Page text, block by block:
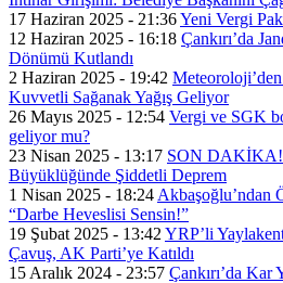
17 Haziran 2025 - 21:36Yeni Vergi
12 Haziran 2025 - 16:18 Çankırı’da
Dönümü Kutlandı
2 Haziran 2025 - 19:42
Kuvvetli Sağanak Yağış Geliyor
26 Mayıs 2025 - 12:54 Vergi ve SGK
geliyor mu?
23 Nisan 2025 - 13:17 SON DAKİKA!
Büyüklüğünde Şiddetli Deprem
1 Nisan 2025 - 18:24 Akbaşoğlu’ndan
“Darbe Heveslisi Sensin!”
19 Şubat 2025 - 13:42 YRP’li
Çavuş, AK Parti’ye Katıldı
15 Aralık 2024 - 23:57 Çankırı’da Kar